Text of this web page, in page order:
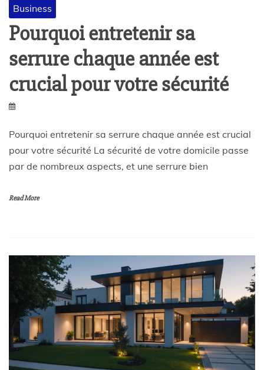
Business
Pourquoi entretenir sa
serrure chaque année est
crucial pour votre sécurité
Pourquoi entretenir sa serrure chaque année est crucial
pour votre sécurité La sécurité de votre domicile passe
par de nombreux aspects, et une serrure bien
Read More